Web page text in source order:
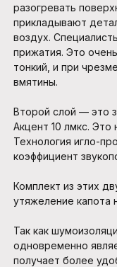
разогревать
прикладывают
воздух.
прижатия. Это
тонкий, и при
вмятины.
Второй слой — это
Акцент 10 лмкс.
Технология игло-
коэффициент
Комплект из этих
утяжеление капота
Так как
одновременно
получает более